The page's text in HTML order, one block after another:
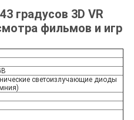
градусов 3D VR
фильмов и игр
светоизлучающие диоды